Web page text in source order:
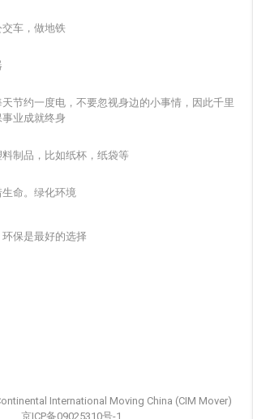
车，做地铁
节约一度电，不要忽视身边的小事情，因此千里
业成就终身
制品，比如纸杯，纸袋等
命。绿化环境
保是最好的选择
International Moving China (CIM Mover)
京ICP备09025310号-1